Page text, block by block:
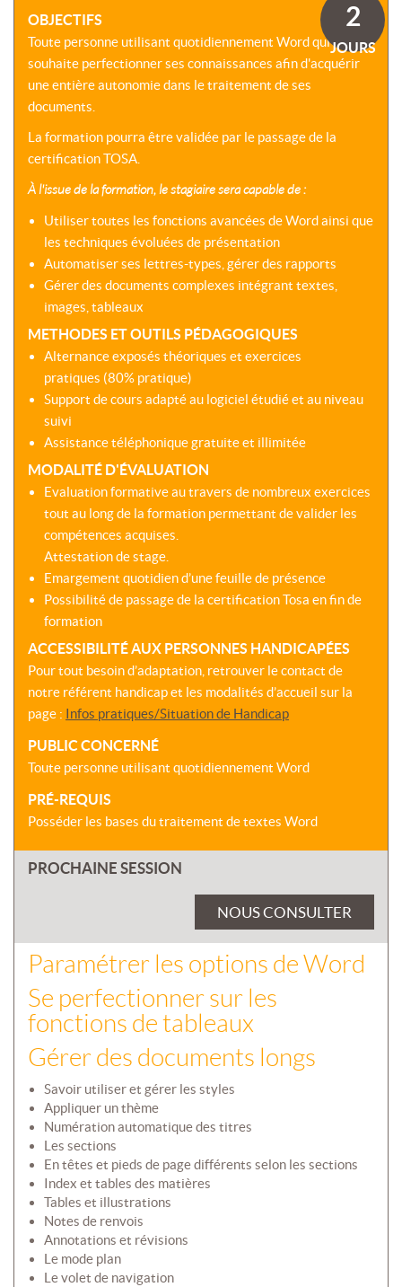
DÉVELOPPEMENT
CERTIFICATIONS
CPF
ENTREPRISES
VIRTUELLES
COACHING
SÉMINAIRES
BLENDED
MODALES
MALLETTE
DIRIGEANT
NOUS
PRÉSENTATION
NOTRE
ÉQUIPES
ACTIONS
COLLECTIVES
NOTRE
CENTRE
RÉSEAU
NATIONAL
OBJECTIFS
Toute personne utilisant quotidiennement Word qui
souhaite perfectionner ses connaissances afin d'acquérir
une entière autonomie dans le traitement de ses
documents.
La formation pourra être validée par le passage de la
certification TOSA.
À l'issue de la formation, le stagiaire sera capable de :
Utiliser toutes les fonctions avancées de Word ainsi que
les techniques évoluées de présentation
Automatiser ses lettres-types, gérer des rapports
Gérer des documents complexes intégrant textes,
images, tableaux
METHODES ET OUTILS PÉDAGOGIQUES
Alternance exposés théoriques et exercices
pratiques (80% pratique)
Support de cours adapté au logiciel étudié et au niveau
suivi
Assistance téléphonique gratuite et illimitée
MODALITÉ D'ÉVALUATION
Evaluation formative au travers de nombreux exercices
tout au long de la formation permettant de valider les
compétences acquises.
Attestation de stage.
Emargement quotidien d’une feuille de présence
Possibilité de passage de la certification Tosa en fin de
formation
ACCESSIBILITÉ AUX PERSONNES HANDICAPÉES
Pour tout besoin d’adaptation, retrouver le contact de
notre référent handicap et les modalités d’accueil sur la
page : Infos pratiques/Situation de Handicap
PUBLIC CONCERNÉ
Toute personne utilisant quotidiennement Word
PRÉ-REQUIS
Posséder les bases du traitement de textes Word
2
JOURS
PROCHAINE SESSION
NOUS CONSULTER
Paramétrer les options de Word
Se perfectionner sur les
fonctions de tableaux
Gérer des documents longs
Savoir utiliser et gérer les styles
Appliquer un thème
Numération automatique des titres
Les sections
En têtes et pieds de page différents selon les sections
Index et tables des matières
Tables et illustrations
Notes de renvois
Annotations et révisions
Le mode plan
Le volet de navigation